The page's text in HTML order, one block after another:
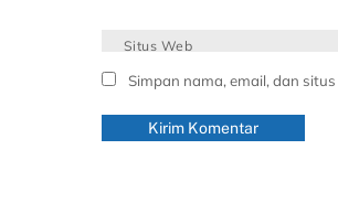
Situs Web
Simpan nama, email, dan